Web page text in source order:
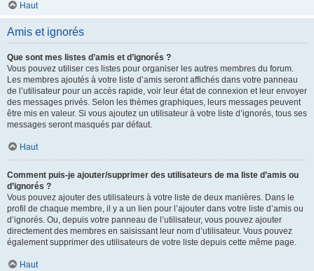
Haut
Amis et ignorés
Que sont mes listes d’amis et d’ignorés ?
Vous pouvez utiliser ces listes pour organiser les autres membres du forum.
Les membres ajoutés à votre liste d’amis seront affichés dans votre panneau
de l’utilisateur pour un accès rapide, voir leur état de connexion et leur envoyer
des messages privés. Selon les thèmes graphiques, leurs messages peuvent
être mis en valeur. Si vous ajoutez un utilisateur à votre liste d’ignorés, tous ses
messages seront masqués par défaut.
Haut
Comment puis-je ajouter/supprimer des utilisateurs de ma liste d’amis ou
d’ignorés ?
Vous pouvez ajouter des utilisateurs à votre liste de deux manières. Dans le
profil de chaque membre, il y a un lien pour l’ajouter dans votre liste d’amis ou
d’ignorés. Ou, depuis votre panneau de l’utilisateur, vous pouvez ajouter
directement des membres en saisissant leur nom d’utilisateur. Vous pouvez
également supprimer des utilisateurs de votre liste depuis cette même page.
Haut